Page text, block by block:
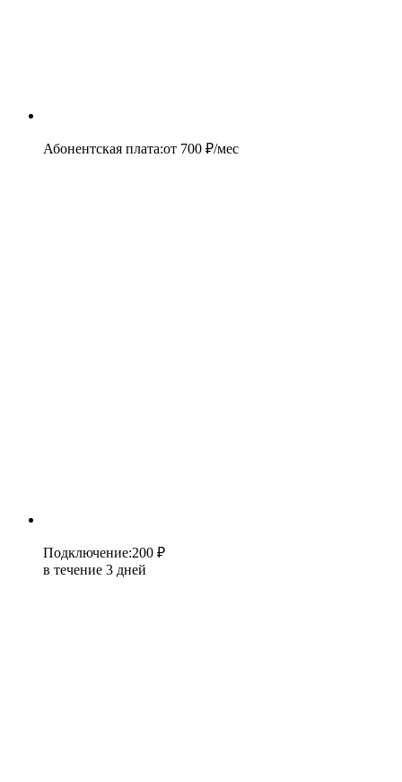
Абонентская плата:от 700 ₽/мес
Подключение:200 ₽
в течение 3 дней